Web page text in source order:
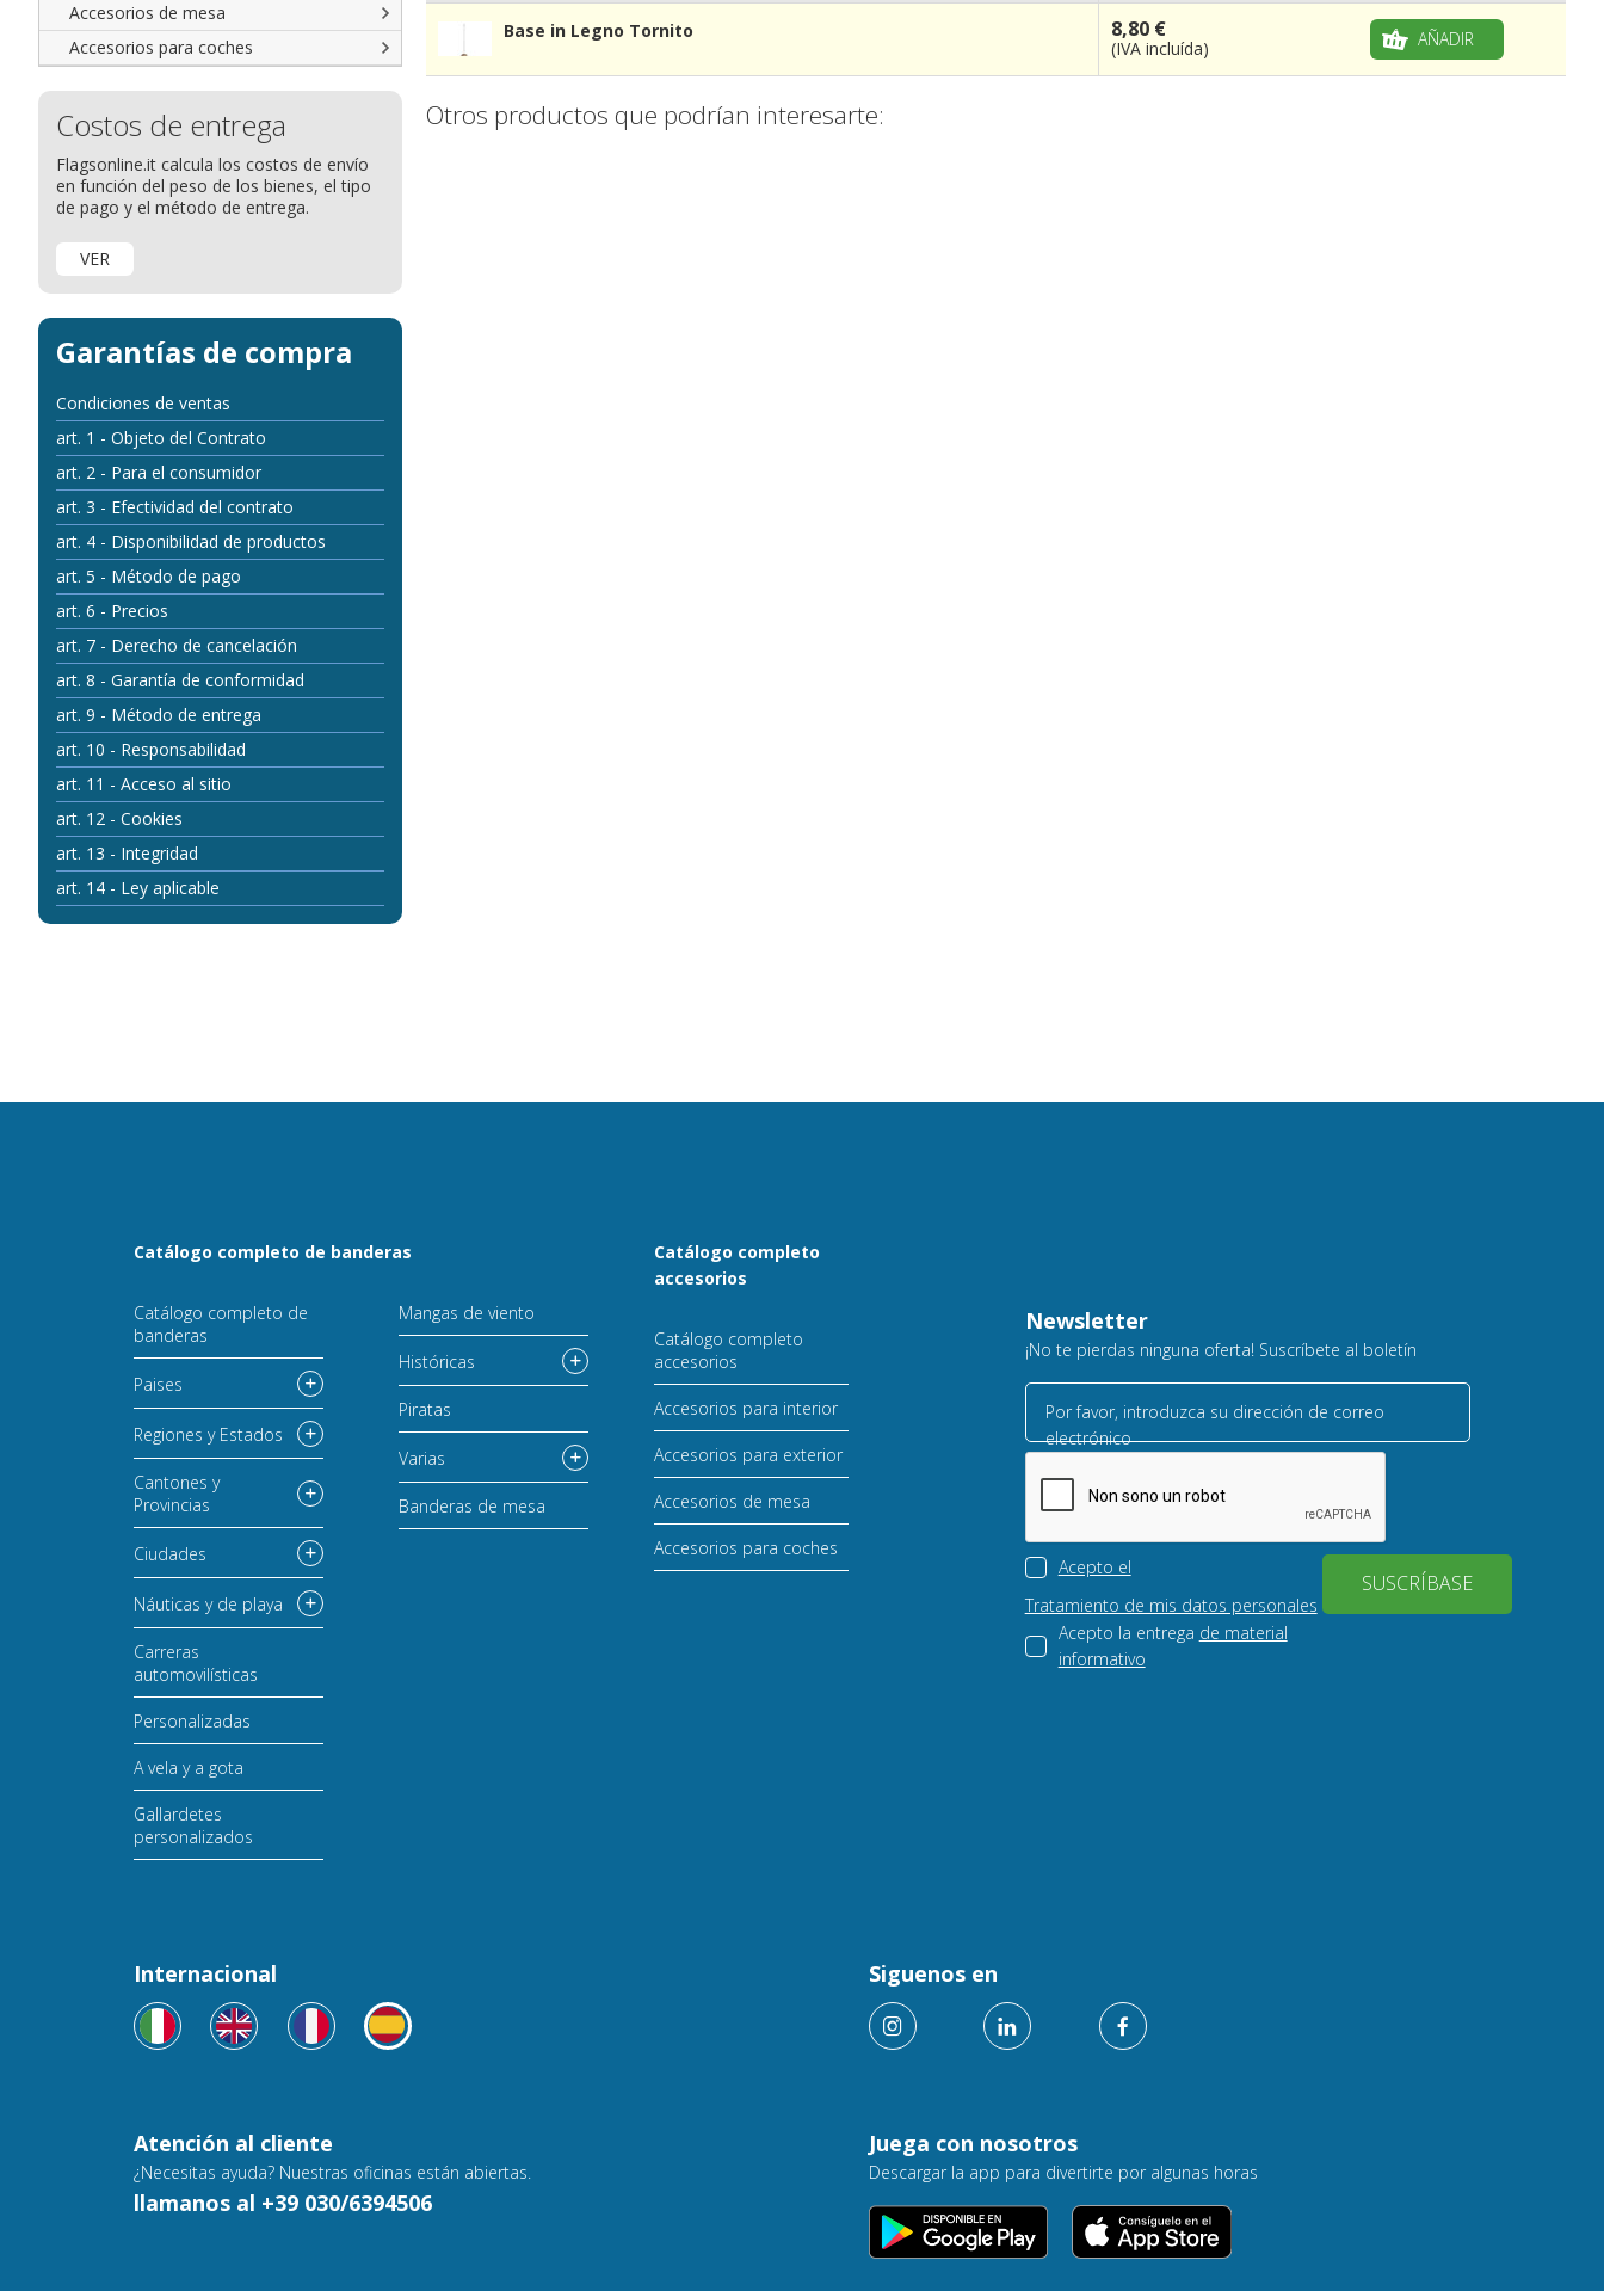
Accesorios de mesa
Accesorios para coches
Costos de entrega
Flagsonline.it calcula los costos de envío
en función del peso de los bienes, el tipo
de pago y el método de entrega.
VER
Garantías de compra
Condiciones de ventas
art. 1 - Objeto del Contrato
art. 2 - Para el consumidor
art. 3 - Efectividad del contrato
art. 4 - Disponibilidad de productos
art. 5 - Método de pago
art. 6 - Precios
art. 7 - Derecho de cancelación
art. 8 - Garantía de conformidad
art. 9 - Método de entrega
art. 10 - Responsabilidad
art. 11 - Acceso al sitio
art. 12 - Cookies
art. 13 - Integridad
art. 14 - Ley aplicable
Base in Legno Tornito
8,80 €
(IVA incluída) AÑADIR
Otros productos que podrían interesarte:
Catálogo completo de banderas
Catálogo completo de
banderas
Paises
Regiones y Estados
Cantones y
Provincias
Ciudades
Náuticas y de playa
Carreras
automovilísticas
Personalizadas
A vela y a gota
Gallardetes
personalizados
Mangas de viento
Históricas
Piratas
Varias
Banderas de mesa
Catálogo completo
accesorios
Catálogo completo
accesorios
Accesorios para interior
Accesorios para exterior
Accesorios de mesa
Accesorios para coches
Newsletter
¡No te pierdas ninguna oferta! Suscríbete al boletín
Por favor, introduzca su dirección de correo
electrónico
Acepto el
Tratamiento de mis datos personales
Acepto la entrega de material
informativo
SUSCRÍBASE
Atención al cliente
¿Necesitas ayuda? Nuestras oficinas están abiertas.
llamanos al +39 030/6394506
Internacional Siguenos en
Juega con nosotros
Descargar la app para divertirte por algunas horas